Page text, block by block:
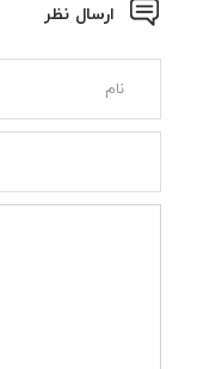
ارسال نظر